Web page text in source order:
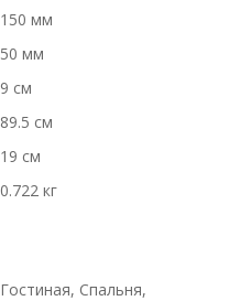
150 мм
50 мм
9 см
89.5 см
19 см
0.722 кг
Гостиная, Спальня,